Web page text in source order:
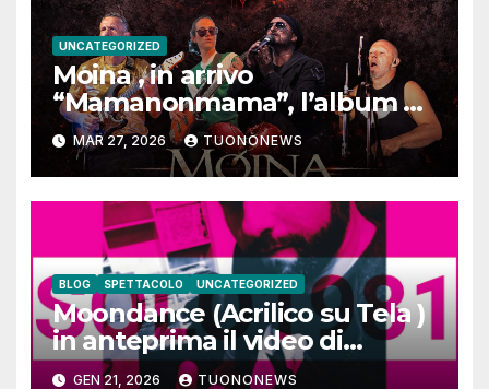
UNCATEGORIZED
Moina , in arrivo
“Mamanonmama”, l’album di
debutto per Ghost Record
MAR 27, 2026 TUONONEWS
BLOG SPETTACOLO UNCATEGORIZED
Moondance (Acrilico su Tela )
in anteprima il video di
SOLO1981
GEN 21, 2026 TUONONEWS